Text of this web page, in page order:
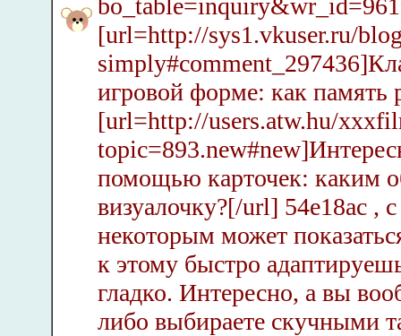
[url=http://sys1.vkuser.ru/
игровой форме: как память
[url=http://users.atw.hu/
помощью карточек: каким
визуалочку?[/url] 54e18ac ,
некоторым может
к этому быстро
гладко. Интересно, а вы
либо выбираете скучными